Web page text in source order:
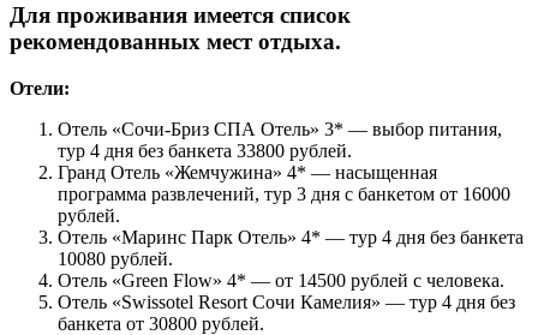
Для проживания имеется список
рекомендованных мест отдыха.
Отели:
Отель «Сочи-Бриз СПА Отель» 3* — выбор питания,
тур 4 дня без банкета 33800 рублей.
Гранд Отель «Жемчужина» 4* — насыщенная
программа развлечений, тур 3 дня с банкетом от 16000
рублей.
Отель «Маринс Парк Отель» 4* — тур 4 дня без банкета
10080 рублей.
Отель «Green Flow» 4* — от 14500 рублей с человека.
Отель «Swissotel Resort Сочи Камелия» — тур 4 дня без
банкета от 30800 рублей.